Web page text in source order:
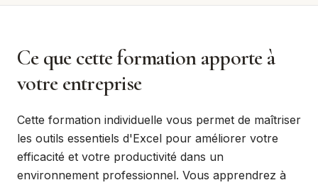
Ce que cette formation apporte à
votre entreprise
Cette formation individuelle vous permet de maîtriser
les outils essentiels d'Excel pour améliorer votre
efficacité et votre productivité dans un
environnement professionnel. Vous apprendrez à